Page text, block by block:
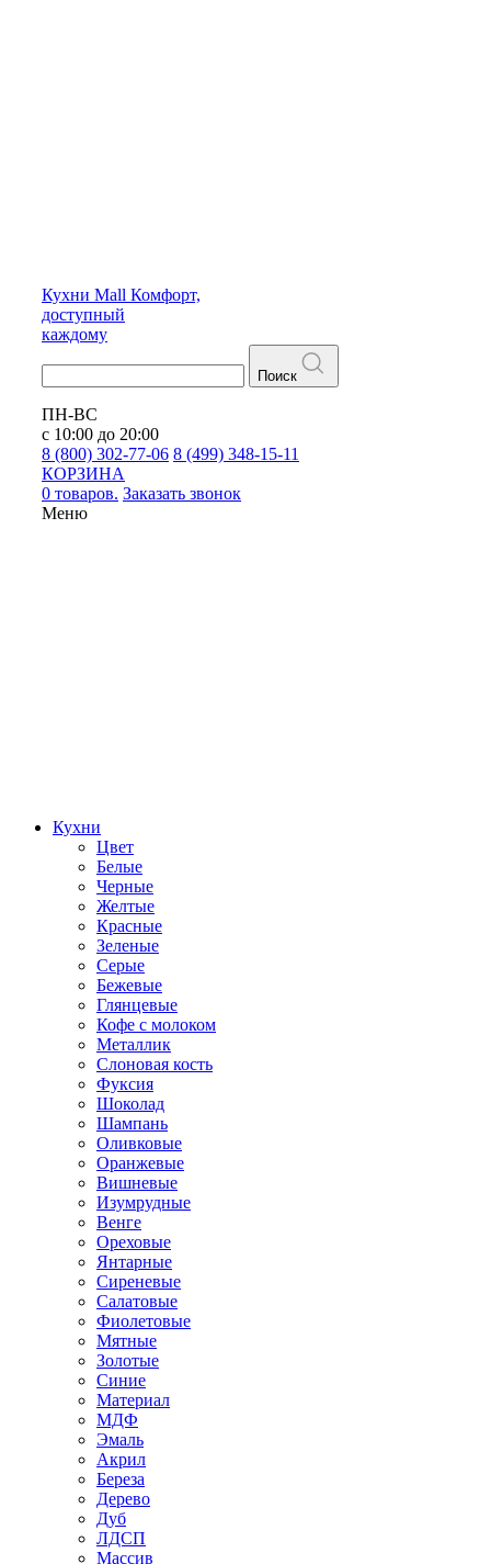
Кухни Mall Комфорт,
доступный
каждому
Поиск
ПН-ВС
с 10:00 до 20:00
8 (800) 302-77-06 8 (499) 348-15-11
КОРЗИНА
0 товаров. Заказать звонок
Меню
Кухни
Цвет
Белые
Черные
Желтые
Красные
Зеленые
Серые
Бежевые
Глянцевые
Кофе с молоком
Металлик
Слоновая кость
Фуксия
Шоколад
Шампань
Оливковые
Оранжевые
Вишневые
Изумрудные
Венге
Ореховые
Янтарные
Сиреневые
Салатовые
Фиолетовые
Мятные
Золотые
Синие
Материал
МДФ
Эмаль
Акрил
Береза
Дерево
Дуб
ЛДСП
Массив